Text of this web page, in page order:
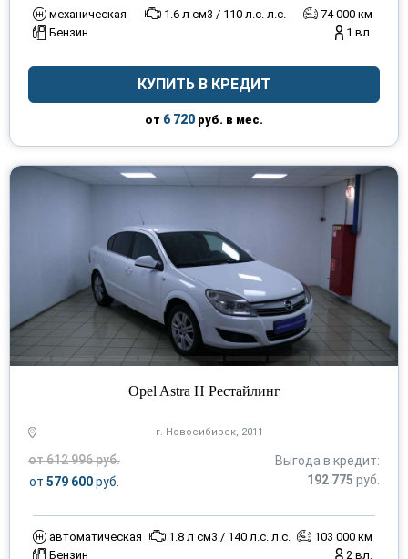
механическая 1.6 л см3 / 110 л.с. л.с.
74 000 км
Бензин
1 вл.
КУПИТЬ В КРЕДИТ
от 6 720 руб. в мес.
Opel Astra H Рестайлинг
г. Новосибирск, 2011
от 612 996 руб.
от 579 600руб.
Выгода в кредит:
192 775 руб.
автоматическая 1.8 л см3 / 140 л.с. л.с.
103 000 км
Бензин
2 вл.